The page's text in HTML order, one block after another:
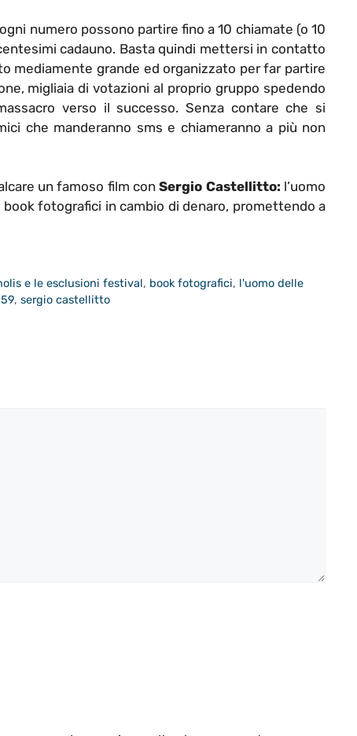
numero possono partire fino a 10 chiamate (o 10
cadauno. Basta quindi mettersi in contatto
mediamente grande ed organizzato per far partire
migliaia di votazioni al proprio gruppo spedendo
verso il successo. Senza contare che si
che manderanno sms e chiameranno a più non
un famoso film conSergio Castellitto: l’uomo
fotografici in cambio di denaro, promettendo a
e le esclusioni festival, book fotografici, l'uomo delle
, sergio castellitto